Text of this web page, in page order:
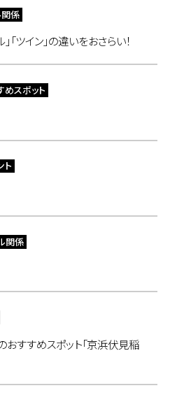
係
「ツイン」の違いをおさらい！
めスポット
ト
関係
おすすめスポット「京浜伏見稲